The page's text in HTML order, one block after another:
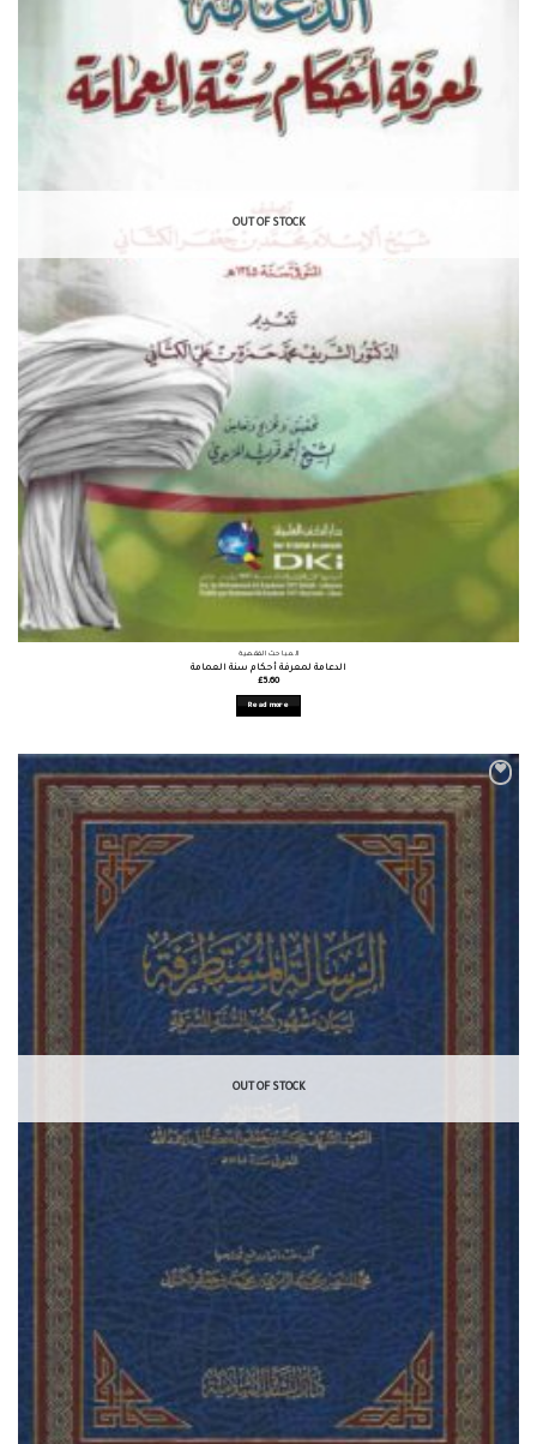
OUT OF STOCK
المباحث الفقهية
الدعامة لمعرفة أحكام سنة العمامة
£5.60
Read more
OUT OF STOCK